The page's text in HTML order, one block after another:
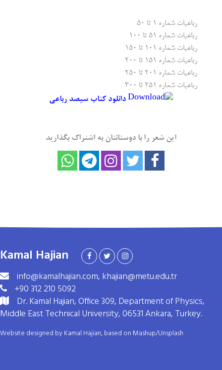
رباعیات شماره ۱ تا ۵۰
رباعیات شماره ۵۱ تا ۱۰۰
رباعیات شماره ۱۰۱ تا ۱۵۰
رباعیات شماره ۱۵۱ تا ۲۰۰
رباعیات شماره ۲۰۱ تا ۲۵۰
رباعیات شماره ۲۵۱ تا ۳۰۰
دانلود کتاب سیصد رباعی
این شعر را با دوستانتان به اشتراک بگذارید
Kamal Hajian
info@kamalhajian.com, khajian@metu.edu.tr
+90 312 210 5092
Dr. Kamal Hajian, Office 309, Department of Physics,
Middle East Technical University, 06531 Ankara, Turkey.
Website designed by Kamal Hajian, based on Mashup/Unsplash